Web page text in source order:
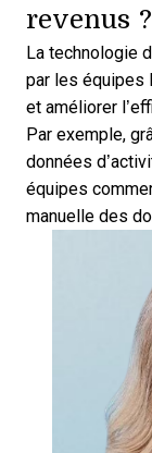
revenus ?
La technologie
par les équipes
et améliorer
Par exemple,
données
équipes
manuelle des